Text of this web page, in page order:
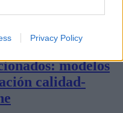
Privacy Policy
modelos
calidad-